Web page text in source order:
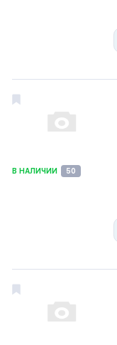
В НАЛИЧИИ 50